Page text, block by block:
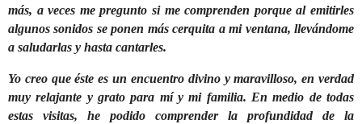
más, a veces me pregunto si me comprenden porque al emitirles
algunos sonidos se ponen más cerquita a mi ventana, llevándome
a saludarlas y hasta cantarles.
Yo creo que éste es un encuentro divino y maravilloso, en verdad
muy relajante y grato para mí y mi familia. En medio de todas
estas visitas, he podido comprender la profundidad de la